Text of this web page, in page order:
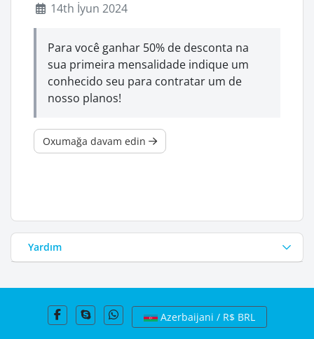
14th İyun 2024
Para você ganhar 50% de desconta na
sua primeira mensalidade indique um
conhecido seu para contratar um de
nosso planos!
Oxumağa davam edin
Yardım
Azerbaijani / R$ BRL